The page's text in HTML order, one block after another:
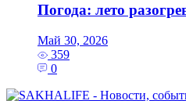
Погода: лето
Май 30, 2026
359
0